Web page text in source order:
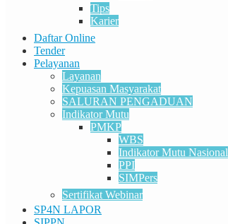
Tips
Karier
Daftar Online
Tender
Pelayanan
Layanan
Kepuasan Masyarakat
SALURAN PENGADUAN
Indikator Mutu
PMKP
WBS
Indikator Mutu Nasional
PPI
SIMPers
Sertifikat Webinar
SP4N LAPOR